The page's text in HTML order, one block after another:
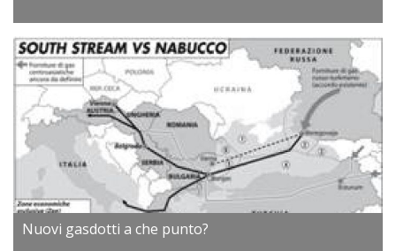
Nuovi gasdotti a che punto?